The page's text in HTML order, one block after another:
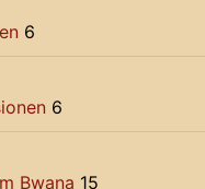
6
6
Bwana 15